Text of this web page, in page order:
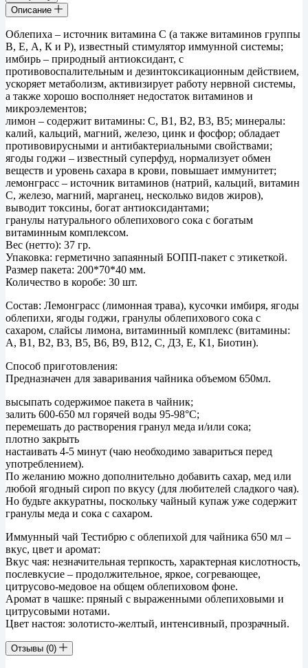
Чай
ИММУННЫЙ
с
облепихой
(для
чайника)
Описание
Облепиха – источник витамина С (а также витаминов группы
В, Е, А, К и Р), известный стимулятор иммунной системы;
имбирь – природный антиоксидант, с
противовоспалительным и дезинтоксикационным действием,
ускоряет метаболизм, активизирует работу нервной системы,
а также хорошо восполняет недостаток витаминов и
микроэлементов;
лимон – содержит витамины: С, В1, В2, В3, В5; минералы:
калий, кальций, магний, железо, цинк и фосфор; обладает
противовирусными и антибактериальными свойствами;
ягоды годжи – известный суперфуд, нормализует обмен
веществ и уровень сахара в крови, повышает иммунитет;
лемонграсс – источник витаминов (натрий, кальций, витамин
C, железо, магний, марганец, несколько видов жиров),
выводит токсины, богат антиоксидантами;
гранулы натурального облепихового сока с богатым
витаминным комплексом.
Вес (нетто): 37 гр.
Упаковка: герметично запаянный БОПП-пакет с этикеткой.
Размер пакета: 200*70*40 мм.
Количество в коробе: 30 шт.
Состав: Лемонграсс (лимонная трава), кусочки имбиря, ягоды
облепихи, ягоды годжи, гранулы облепихового сока с
сахаром, слайсы лимона, витаминный комплекс (витамины:
А, В1, В2, В3, В5, В6, В9, В12, С, Д3, Е, К1, Биотин).
Способ приготовления:
Предназначен для заваривания чайника объемом 650мл.
высыпать содержимое пакета в чайник;
залить 600-650 мл горячей воды 95-98°С;
перемешать до растворения гранул меда и/или сока;
плотно закрыть
настаивать 4-5 минут (чаю необходимо завариться перед
употреблением).
По желанию можно дополнительно добавить сахар, мед или
любой ягодный сироп по вкусу (для любителей сладкого чая).
Но будьте аккуратны, поскольку чайный купаж уже содержит
гранулы меда и сока с сахаром.
Иммунный чай Тестибрю с облепихой для чайника 650 мл –
вкус, цвет и аромат:
Вкус чая: незначительная терпкость, характерная кислотность,
послевкусие – продолжительное, яркое, согревающее,
цитрусово-медовое на общем облепиховом фоне.
Аромат в чашке: пряный с выраженными облепиховыми и
цитрусовыми нотами.
Цвет настоя: золотисто-желтый, интенсивный, прозрачный.
Отзывы (0)